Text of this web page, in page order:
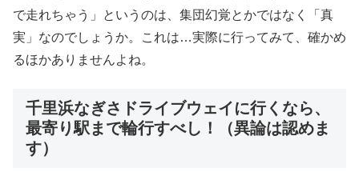
で走れちゃう」というのは、集団幻覚とかではなく「真
実」なのでしょうか。これは…実際に行ってみて、確かめ
るほかありませんよね。
千里浜なぎさドライブウェイに行くなら、
最寄り駅まで輪行すべし！（異論は認めま
す）